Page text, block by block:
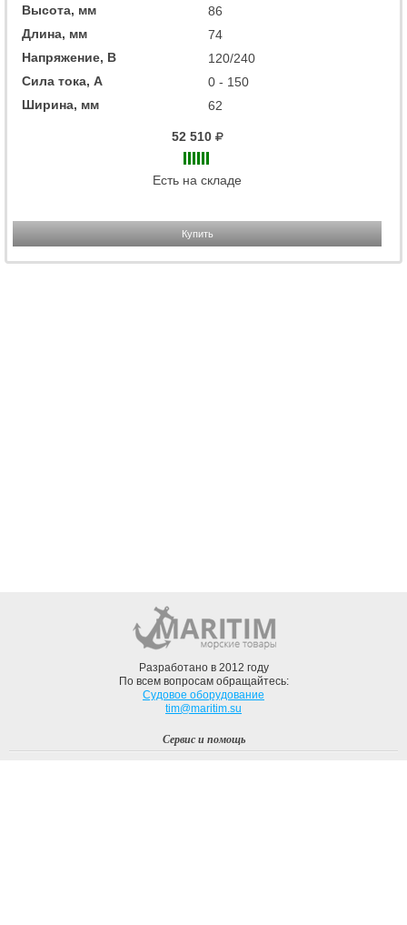
Высота, мм
86
Длина, мм
74
Напряжение, В
120/240
Сила тока, А
0 - 150
Ширина, мм
62
52 510
Есть на складе
Купить
Разработано в 2012 году
По всем вопросам обращайтесь:
Судовое оборудование
tim@maritim.su
Сервис и помощь